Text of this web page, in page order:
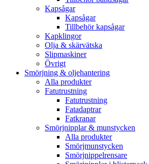
Kapsågar
Kapsågar
Tillbehör kapsågar
Kapklingor
Olja & skärvätska
Slipmaskiner
Övrigt
Smörjning & oljehantering
Alla produkter
Fatutrustning
Fatutrustning
Fatadaptrar
Fatkranar
Smörjnipplar & munstycken
Alla produkter
Smörjmunstycken
Smörjnippelrensare